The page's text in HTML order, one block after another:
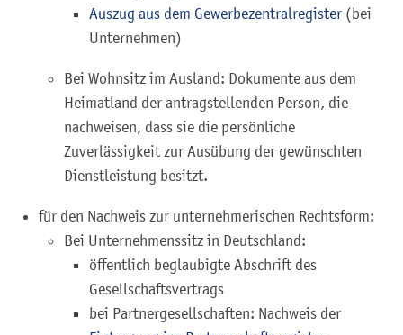
Auszug aus dem Gewerbezentralregister (bei
Unternehmen)
Bei Wohnsitz im Ausland: Dokumente aus dem
Heimatland der antragstellenden Person, die
nachweisen, dass sie die persönliche
Zuverlässigkeit zur Ausübung der gewünschten
Dienstleistung besitzt.
für den Nachweis zur unternehmerischen Rechtsform:
Bei Unternehmenssitz in Deutschland:
öffentlich beglaubigte Abschrift des
Gesellschaftsvertrags
bei Partnergesellschaften: Nachweis der